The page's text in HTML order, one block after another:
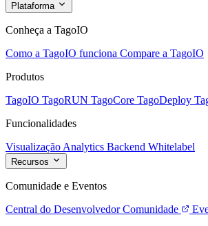
Plataforma
Conheça a TagoIO
Como a TagoIO funciona Compare a TagoIO
Produtos
TagoIO TagoRUN TagoCore TagoDeploy
Funcionalidades
Visualização Analytics Backend Whitelabel
Recursos
Comunidade e Eventos
Central do Desenvolvedor Comunidade